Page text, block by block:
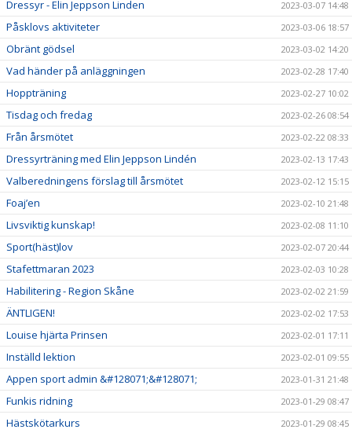
Dressyr - Elin Jeppson Linden 2023-03-07 14:48
Påsklovs aktiviteter 2023-03-06 18:57
Obränt gödsel 2023-03-02 14:20
Vad händer på anläggningen 2023-02-28 17:40
Hoppträning 2023-02-27 10:02
Tisdag och fredag 2023-02-26 08:54
Från årsmötet 2023-02-22 08:33
Dressyrträning med Elin Jeppson Lindén 2023-02-13 17:43
Valberedningens förslag till årsmötet 2023-02-12 15:15
Foaj’en 2023-02-10 21:48
Livsviktig kunskap! 2023-02-08 11:10
Sport(häst)lov 2023-02-07 20:44
Stafettmaran 2023 2023-02-03 10:28
Habilitering - Region Skåne 2023-02-02 21:59
ÄNTLIGEN! 2023-02-02 17:53
Louise hjärta Prinsen 2023-02-01 17:11
Inställd lektion 2023-02-01 09:55
Appen sport admin &#128071;&#128071; 2023-01-31 21:48
Funkis ridning 2023-01-29 08:47
Hästskötarkurs
2023-01-29 08:45